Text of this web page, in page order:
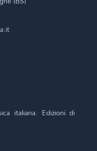
italiana. Edizioni di